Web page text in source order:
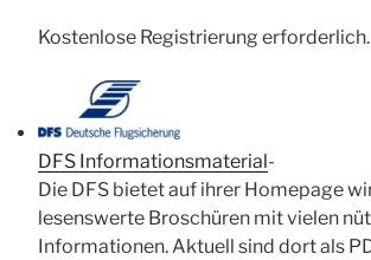
Kostenlose Registrierung erforderlich.
DFS Informationsmaterial-
Die DFS bietet auf ihrer Homepage
lesenswerte Broschüren mit vielen
Informationen. Aktuell sind dort als